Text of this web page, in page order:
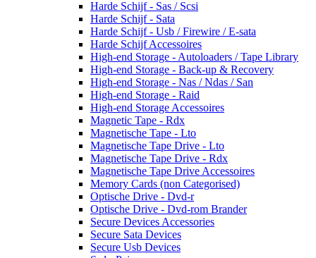
Harde Schijf - Sas / Scsi
Harde Schijf - Sata
Harde Schijf - Usb / Firewire / E-sata
Harde Schijf Accessoires
High-end Storage - Autoloaders / Tape Library
High-end Storage - Back-up & Recovery
High-end Storage - Nas / Ndas / San
High-end Storage - Raid
High-end Storage Accessoires
Magnetic Tape - Rdx
Magnetische Tape - Lto
Magnetische Tape Drive - Lto
Magnetische Tape Drive - Rdx
Magnetische Tape Drive Accessoires
Memory Cards (non Categorised)
Optische Drive - Dvd-r
Optische Drive - Dvd-rom Brander
Secure Devices Accessories
Secure Sata Devices
Secure Usb Devices